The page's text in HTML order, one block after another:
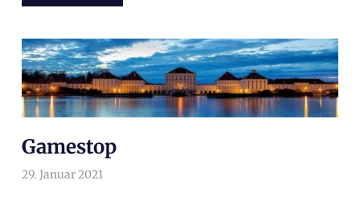
Gamestop
29. Januar 2021